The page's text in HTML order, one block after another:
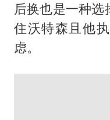
后换也是一种选
住沃特森且他
虑。